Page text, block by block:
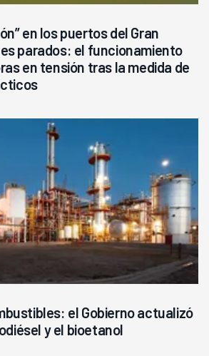
en los puertos del Gran
parados: el funcionamiento
en tensión tras la medida de
el Gobierno actualizó
y el bioetanol